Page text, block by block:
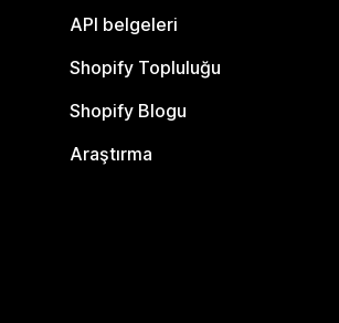
API belgeleri
Shopify Topluluğu
Shopify Blogu
Araştırma